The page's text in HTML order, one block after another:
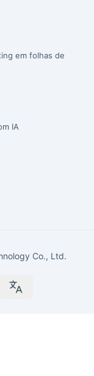
em folhas de
IA
Co., Ltd.